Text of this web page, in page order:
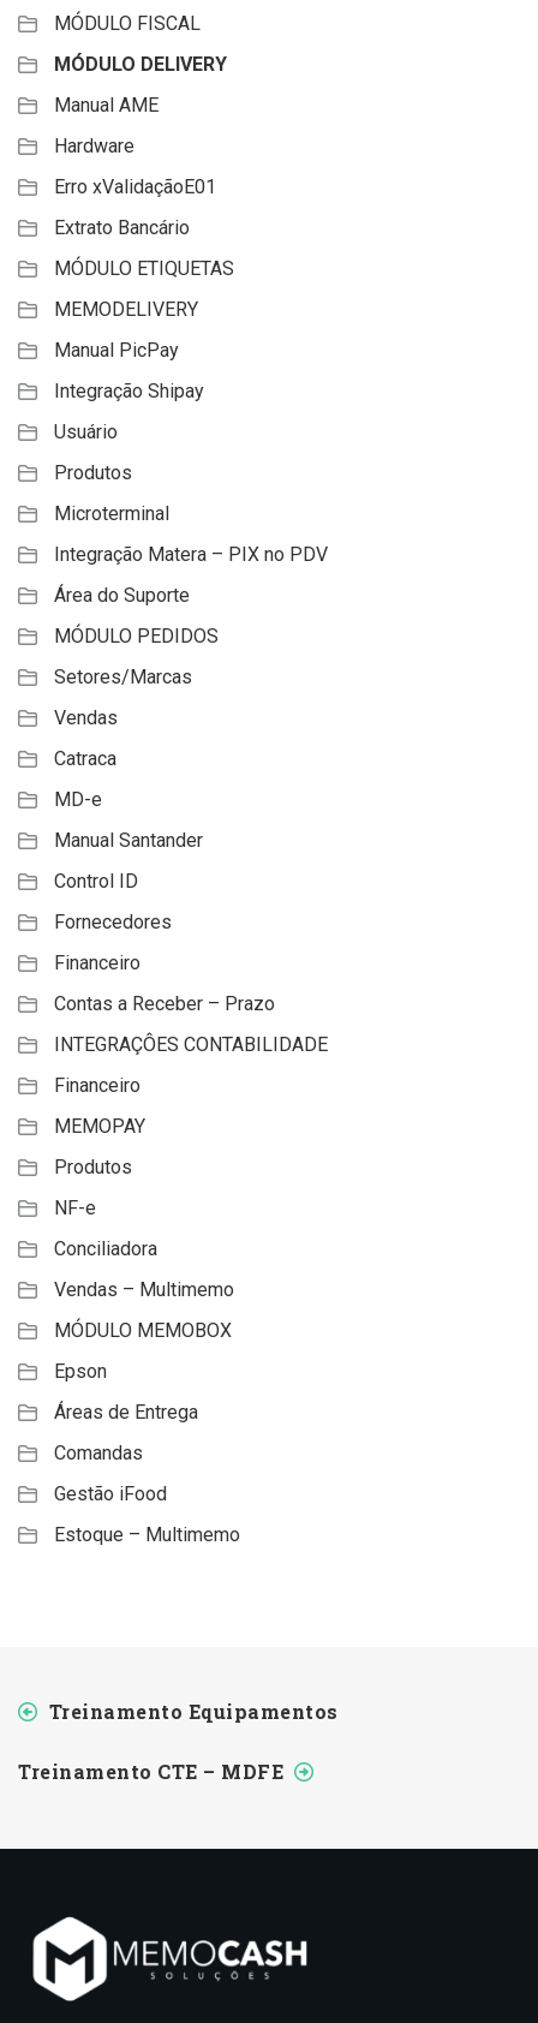
MÓDULO FISCAL
MÓDULO DELIVERY
Manual AME
Hardware
Erro xValidaçãoE01
Extrato Bancário
MÓDULO ETIQUETAS
MEMODELIVERY
Manual PicPay
Integração Shipay
Usuário
Produtos
Microterminal
Integração Matera – PIX no PDV
Área do Suporte
MÓDULO PEDIDOS
Setores/Marcas
Vendas
Catraca
MD-e
Manual Santander
Control ID
Fornecedores
Financeiro
Contas a Receber – Prazo
INTEGRAÇÔES CONTABILIDADE
Financeiro
MEMOPAY
Produtos
NF-e
Conciliadora
Vendas – Multimemo
MÓDULO MEMOBOX
Epson
Áreas de Entrega
Comandas
Gestão iFood
Estoque – Multimemo
Treinamento Equipamentos
Treinamento CTE – MDFE